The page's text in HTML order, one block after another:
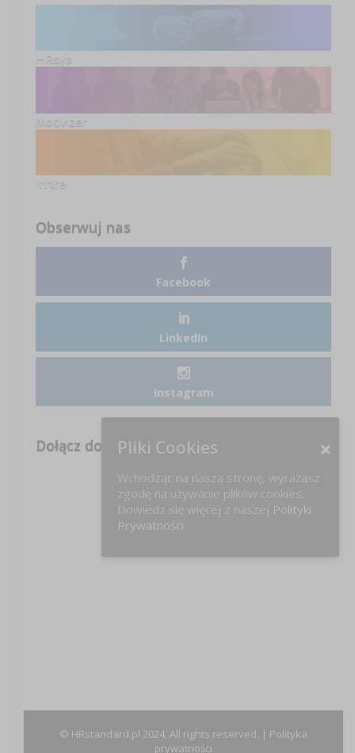
HRsys
Motivizer
Inhire
Obserwuj nas
Facebook
LinkedIn
Instagram
Dołącz do nas na FB!
© HRstandard.pl 2024, All rights reserved. | Polityka
prywatności
Pliki Cookies
Wchodząc na naszą stronę, wyrażasz
zgodę na używanie plików cookies.
Dowiedz się więcej z naszej Polityki
Prywatności